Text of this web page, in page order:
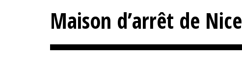
Maison d’arrêt de Nice